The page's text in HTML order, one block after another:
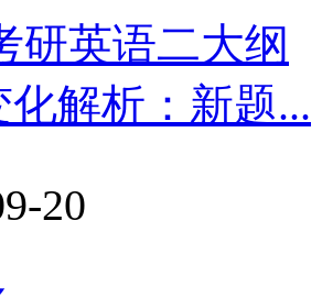
研英语二大纲
化解析：新题...
20